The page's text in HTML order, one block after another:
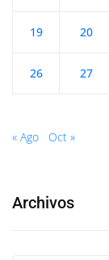
19 20
26 27
« Ago Oct »
Archivos